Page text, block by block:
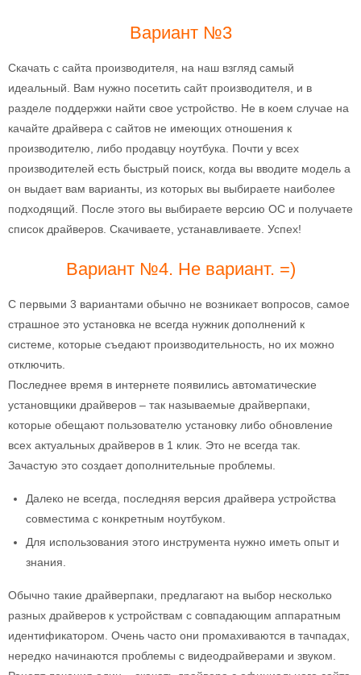
Вариант №3
Скачать с сайта производителя, на наш взгляд самый
идеальный. Вам нужно посетить сайт производителя, и в
разделе поддержки найти свое устройство. Не в коем случае на
качайте драйвера с сайтов не имеющих отношения к
производителю, либо продавцу ноутбука. Почти у всех
производителей есть быстрый поиск, когда вы вводите модель а
он выдает вам варианты, из которых вы выбираете наиболее
подходящий. После этого вы выбираете версию ОС и получаете
список драйверов. Скачиваете, устанавливаете. Успех!
Вариант №4. Не вариант. =)
С первыми 3 вариантами обычно не возникает вопросов, самое
страшное это установка не всегда нужник дополнений к
системе, которые съедают производительность, но их можно
отключить.
Последнее время в интернете появились автоматические
установщики драйверов – так называемые драйверпаки,
которые обещают пользователю установку либо обновление
всех актуальных драйверов в 1 клик. Это не всегда так.
Зачастую это создает дополнительные проблемы.
Далеко не всегда, последняя версия драйвера устройства
совместима с конкретным ноутбуком.
Для использования этого инструмента нужно иметь опыт и
знания.
Обычно такие драйверпаки, предлагают на выбор несколько
разных драйверов к устройствам с совпадающим аппаратным
идентификатором. Очень часто они промахиваются в тачпадах,
нередко начинаются проблемы с видеодрайверами и звуком.